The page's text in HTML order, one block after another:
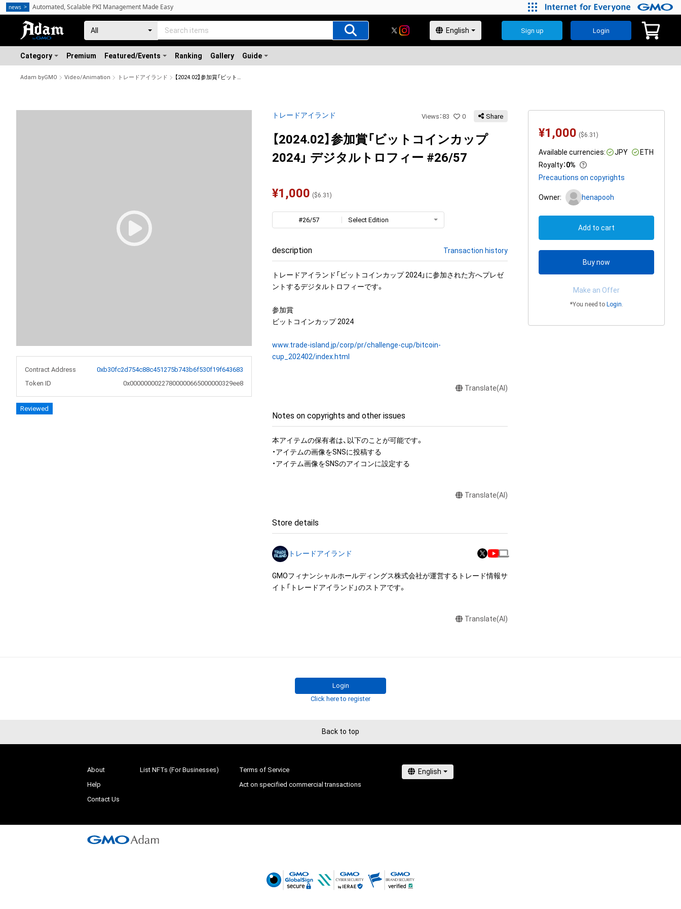
Sign up Login
Category Premium Featured/Events Ranking Gallery Guide
Adam byGMO Video/Animation トレードアイランド 【2024.02】参加賞「ビットコインカップ 2024」 デジタルトロフィー
Contract Address
0xb30fc2d754c88c451275b743b6f530f19f643683
Token ID
0x00000000227800000665000000329ee8
Reviewed
トレードアイランド Views ： 83 0 Share
【2024.02】参加賞「ビットコインカップ
2024」 デジタルトロフィー #26/57
¥1,000 ($6.31 )
#26/57 Select Edition
description Transaction history
トレードアイランド「ビットコインカップ 2024」に参加された方へプレゼ
ントするデジタルトロフィーです。
参加賞
ビットコインカップ 2024
www.trade-island.jp/corp/pr/challenge-cup/bitcoin-
cup_202402/index.html
Translate(AI)
Notes on copyrights and other issues
本アイテムの保有者は、以下のことが可能です。
・アイテムの画像をSNSに投稿する
・アイテム画像をSNSのアイコンに設定する
Translate(AI)
Store details
トレードアイランド
GMOフィナンシャルホールディングス株式会社が運営するトレード情報サ
イト「トレードアイランド」のストアです。
Translate(AI)
¥1,000 ($6.31 )
Available currencies: JPY
ETH
Royalty：0%
Precautions on copyrights
Owner: henapooh
Add to cart
Buy now
Make an Offer
*You need to Login.
Login
Click here to register
Back to top
About
Help
Contact Us
List NFTs (For Businesses)
Terms of Service
Act on specified commercial transactions
news Automated, Scalable PKI Management Made Easy